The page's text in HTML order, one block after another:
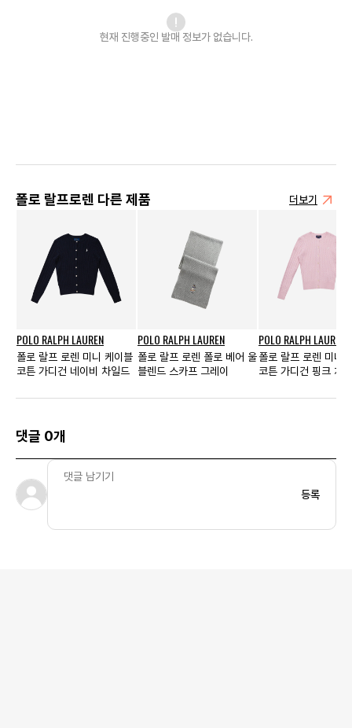
현재 진행중인 발매 정보가 없습니다.
폴로 랄프로렌 다른 제품 더보기
POLO RALPH LAUREN
폴로 랄프 로렌 미니 케이블
코튼 가디건 네이비 차일드
POLO RALPH LAUREN
폴로 랄프 로렌 폴로 베어 울
블렌드 스카프 그레이
POLO RALPH LAUREN
폴로 랄프 로렌 미니
코튼 가디건 핑크 차
댓글 0개
등록